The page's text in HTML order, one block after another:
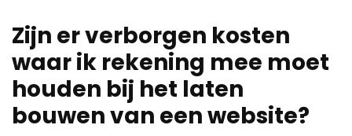
Zijn er verborgen kosten
waar ik rekening mee moet
houden bij het laten
bouwen van een website?